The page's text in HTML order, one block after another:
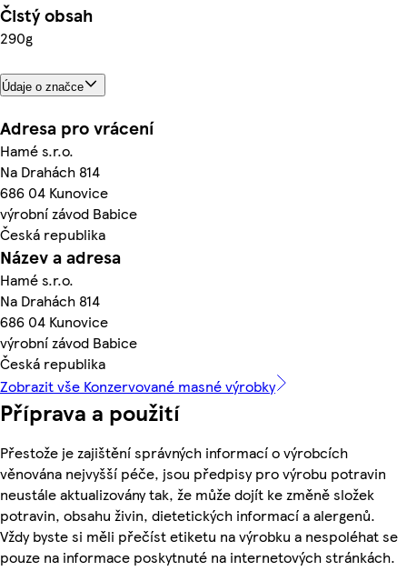
Čistý obsah
290g
Údaje o značce
Adresa pro vrácení
Hamé s.r.o.
Na Drahách 814
686 04 Kunovice
výrobní závod Babice
Česká republika
Název a adresa
Hamé s.r.o.
Na Drahách 814
686 04 Kunovice
výrobní závod Babice
Česká republika
Zobrazit vše Konzervované masné výrobky
Příprava a použití
Přestože je zajištění správných informací o výrobcích
věnována nejvyšší péče, jsou předpisy pro výrobu potravin
neustále aktualizovány tak, že může dojít ke změně složek
potravin, obsahu živin, dietetických informací a alergenů.
Vždy byste si měli přečíst etiketu na výrobku a nespoléhat se
pouze na informace poskytnuté na internetových stránkách.